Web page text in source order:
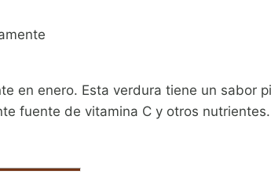
en enero. Esta verdura tiene un sabor
fuente de vitamina C y otros nutrientes.